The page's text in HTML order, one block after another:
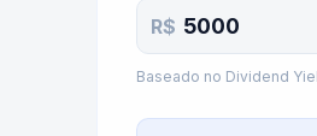
R$
Baseado no Dividend